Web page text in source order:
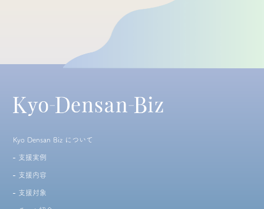
Kyo Densan Biz について
支援実例
支援内容
支援対象